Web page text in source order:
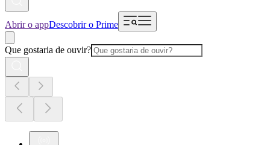
Abrir o appDescobrir o Prime
Que gostaria de ouvir?